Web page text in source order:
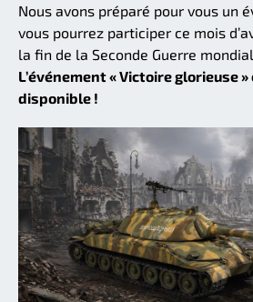
Nous avons préparé pour vous un
vous pourrez participer ce mois
la fin de la Seconde Guerre
L’événement « Victoire glorieuse
disponible !